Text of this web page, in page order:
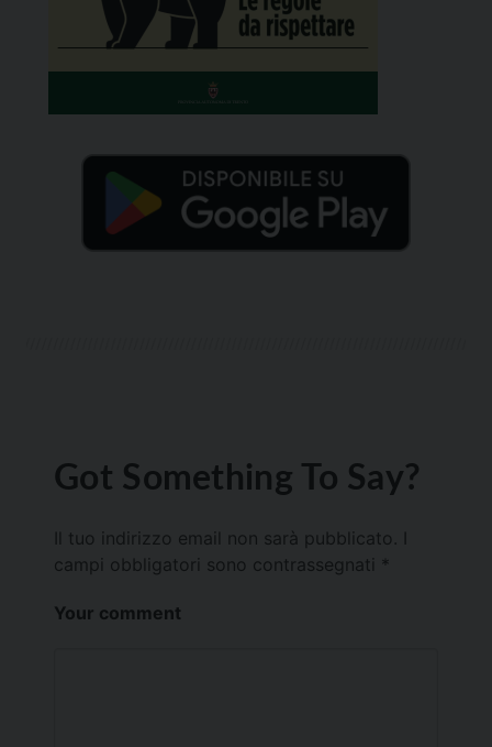
Got Something To Say?
Il tuo indirizzo email non sarà pubblicato.
campi obbligatori sono contrassegnati *
Your comment